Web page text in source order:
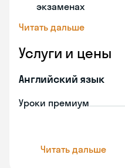
экзаменах
Читать дальше
Услуги и цены
Английский язык
Уроки премиум
Читать дальше